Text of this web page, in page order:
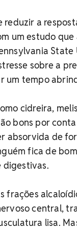
reduzir a
um estudo
sobre a
um tempo
cidreira,
bons por
absorvida de
fica de
digestivas.
frações
central,
lisa.